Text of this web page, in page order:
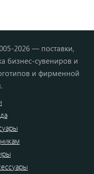
2026 — поставки,
бизнес-сувениров и
и фирменной